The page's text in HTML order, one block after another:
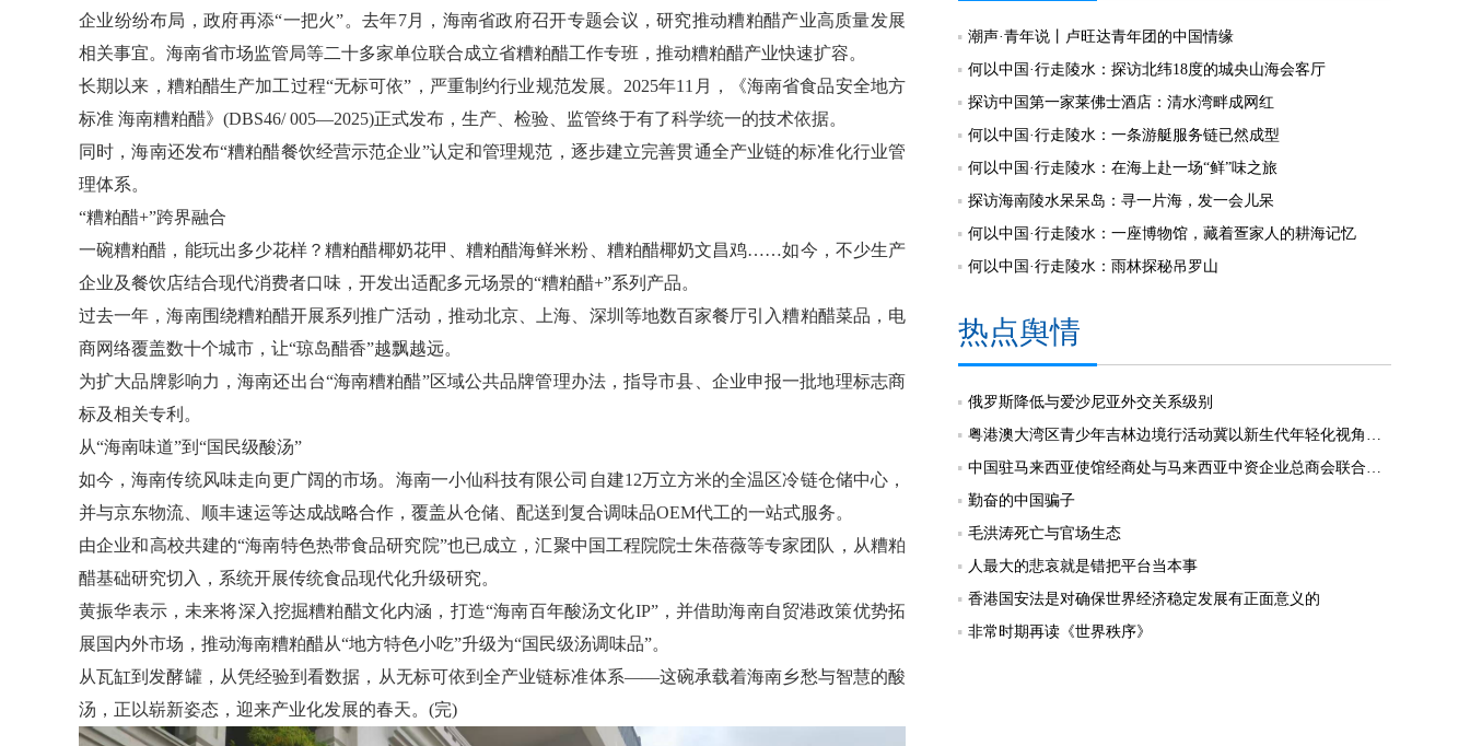
企业纷纷布局，政府再添“一把火”。去年7月，海南省政府召开专题会议，研究推动糟粕醋产业高质量发展
相关事宜。海南省市场监管局等二十多家单位联合成立省糟粕醋工作专班，推动糟粕醋产业快速扩容。
长期以来，糟粕醋生产加工过程“无标可依”，严重制约行业规范发展。2025年11月，《海南省食品安全地方
标准 海南糟粕醋》(DBS46/ 005—2025)正式发布，生产、检验、监管终于有了科学统一的技术依据。
同时，海南还发布“糟粕醋餐饮经营示范企业”认定和管理规范，逐步建立完善贯通全产业链的标准化行业管
理体系。
“糟粕醋+”跨界融合
一碗糟粕醋，能玩出多少花样？糟粕醋椰奶花甲、糟粕醋海鲜米粉、糟粕醋椰奶文昌鸡……如今，不少生产
企业及餐饮店结合现代消费者口味，开发出适配多元场景的“糟粕醋+”系列产品。
过去一年，海南围绕糟粕醋开展系列推广活动，推动北京、上海、深圳等地数百家餐厅引入糟粕醋菜品，电
商网络覆盖数十个城市，让“琼岛醋香”越飘越远。
为扩大品牌影响力，海南还出台“海南糟粕醋”区域公共品牌管理办法，指导市县、企业申报一批地理标志商
标及相关专利。
从“海南味道”到“国民级酸汤”
如今，海南传统风味走向更广阔的市场。海南一小仙科技有限公司自建12万立方米的全温区冷链仓储中心，
并与京东物流、顺丰速运等达成战略合作，覆盖从仓储、配送到复合调味品OEM代工的一站式服务。
由企业和高校共建的“海南特色热带食品研究院”也已成立，汇聚中国工程院院士朱蓓薇等专家团队，从糟粕
醋基础研究切入，系统开展传统食品现代化升级研究。
黄振华表示，未来将深入挖掘糟粕醋文化内涵，打造“海南百年酸汤文化IP”，并借助海南自贸港政策优势拓
展国内外市场，推动海南糟粕醋从“地方特色小吃”升级为“国民级汤调味品”。
从瓦缸到发酵罐，从凭经验到看数据，从无标可依到全产业链标准体系——这碗承载着海南乡愁与智慧的酸
汤，正以崭新姿态，迎来产业化发展的春天。(完)
潮声·青年说丨卢旺达青年团的中国情缘
何以中国·行走陵水：探访北纬18度的城央山海会客厅
探访中国第一家莱佛士酒店：清水湾畔成网红
何以中国·行走陵水：一条游艇服务链已然成型
何以中国·行走陵水：在海上赴一场“鲜”味之旅
探访海南陵水呆呆岛：寻一片海，发一会儿呆
何以中国·行走陵水：一座博物馆，藏着疍家人的耕海记忆
何以中国·行走陵水：雨林探秘吊罗山
热点舆情
俄罗斯降低与爱沙尼亚外交关系级别
粤港澳大湾区青少年吉林边境行活动冀以新生代年轻化视角见证发展
中国驻马来西亚使馆经商处与马来西亚中资企业总商会联合举办“中国经济发展”线上讲座
勤奋的中国骗子
毛洪涛死亡与官场生态
人最大的悲哀就是错把平台当本事
香港国安法是对确保世界经济稳定发展有正面意义的
非常时期再读《世界秩序》